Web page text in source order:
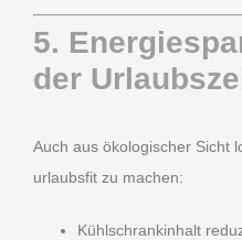
5.
der
Auch aus ökologischer Sicht
urlaubsfit zu machen:
Kühlschrankinhalt